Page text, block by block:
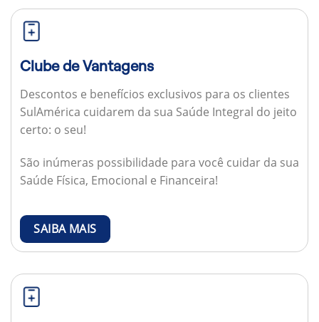
Clube de Vantagens
Descontos e benefícios exclusivos para os clientes
SulAmérica cuidarem da sua Saúde Integral do jeito
certo: o seu!
São inúmeras possibilidade para você cuidar da sua
Saúde Física, Emocional e Financeira!
SAIBA MAIS